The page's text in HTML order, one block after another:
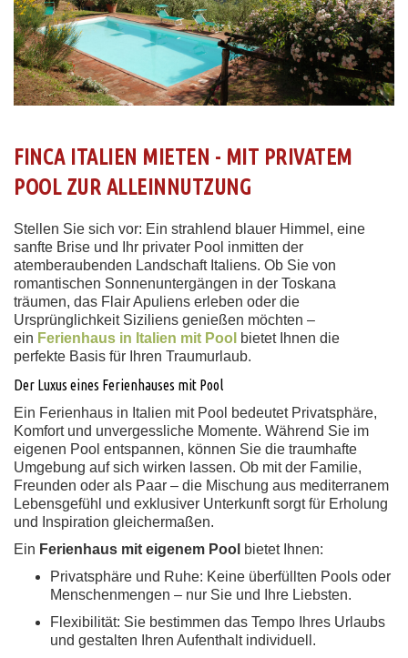
FINCA ITALIEN MIETEN - MIT PRIVATEM
POOL ZUR ALLEINNUTZUNG
Stellen Sie sich vor: Ein strahlend blauer Himmel, eine
sanfte Brise und Ihr privater Pool inmitten der
atemberaubenden Landschaft Italiens. Ob Sie von
romantischen Sonnenuntergängen in der Toskana
träumen, das Flair Apuliens erleben oder die
Ursprünglichkeit Siziliens genießen möchten –
ein Ferienhaus in Italien mit Pool
bietet Ihnen die
perfekte Basis für Ihren Traumurlaub.
Der Luxus eines Ferienhauses mit Pool
Ein Ferienhaus in Italien mit Pool bedeutet Privatsphäre,
Komfort und unvergessliche Momente. Während Sie im
eigenen Pool entspannen, können Sie die traumhafte
Umgebung auf sich wirken lassen. Ob mit der Familie,
Freunden oder als Paar – die Mischung aus mediterranem
Lebensgefühl und exklusiver Unterkunft sorgt für Erholung
und Inspiration gleichermaßen.
Ein Ferienhaus mit eigenem Pool bietet Ihnen:
Privatsphäre und Ruhe: Keine überfüllten Pools oder
Menschenmengen – nur Sie und Ihre Liebsten.
Flexibilität: Sie bestimmen das Tempo Ihres Urlaubs
und gestalten Ihren Aufenthalt individuell.